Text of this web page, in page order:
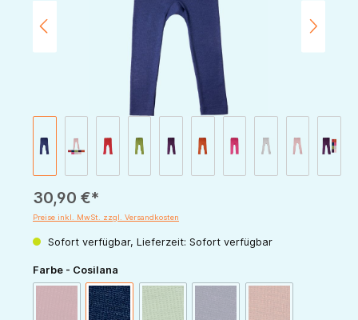
30,90 €*
Preise inkl. MwSt. zzgl. Versandkosten
Sofort verfügbar, Lieferzeit: Sofort verfügbar
Farbe - Cosilana
(Diese Option ist zurzeit nicht verfügbar.)
marine